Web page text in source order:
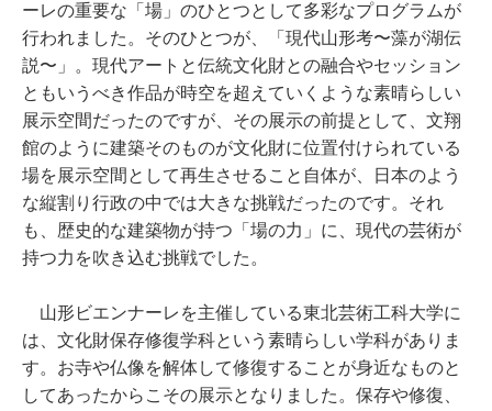
ーレの重要な「場」のひとつとして多彩なプログラムが
行われました。そのひとつが、「現代山形考〜藻が湖伝
説〜」。現代アートと伝統文化財との融合やセッション
ともいうべき作品が時空を超えていくような素晴らしい
展示空間だったのですが、その展示の前提として、文翔
館のように建築そのものが文化財に位置付けられている
場を展示空間として再生させること自体が、日本のよう
な縦割り行政の中では大きな挑戦だったのです。それ
も、歴史的な建築物が持つ「場の力」に、現代の芸術が
持つ力を吹き込む挑戦でした。
山形ビエンナーレを主催している東北芸術工科大学に
は、文化財保存修復学科という素晴らしい学科がありま
す。お寺や仏像を解体して修復することが身近なものと
してあったからこその展示となりました。保存や修復、